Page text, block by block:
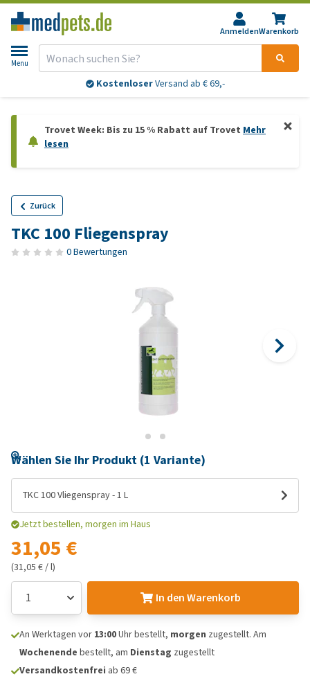
AnmeldenWarenkorb
Menu
KostenloserVersand ab € 69,-
Trovet Week: Bis zu 15 % Rabatt auf Trovet Mehr
lesen
Zurück
TKC 100 Fliegenspray
0 Bewertungen
Wählen Sie Ihr Produkt (1 Variante)
TKC 100 Vliegenspray - 1 L
Jetzt bestellen, morgen im Haus
31,05 €
(31,05 € / l)
In den Warenkorb
An Werktagen vor 13:00Uhr bestellt, morgen zugestellt. Am
Wochenende bestellt, am Dienstag zugestellt
Versandkostenfrei ab 69 €